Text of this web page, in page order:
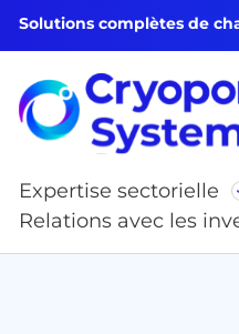
Solutions complètes de
Expertise sectorielle
Relations avec les